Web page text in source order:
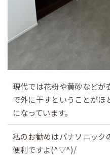
現代では花粉や黄砂などが
で外に干すということが
になっています。
私のお勧めはパナソニック
便利ですよ(^▽^)/